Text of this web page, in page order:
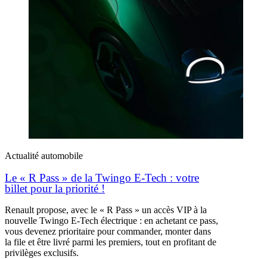
Actualité automobile
Le « R Pass » de la Twingo E-Tech : votre
billet pour la priorité !
Renault propose, avec le « R Pass » un accès VIP à la
nouvelle Twingo E-Tech électrique : en achetant ce pass,
vous devenez prioritaire pour commander, monter dans
la file et être livré parmi les premiers, tout en profitant de
privilèges exclusifs.